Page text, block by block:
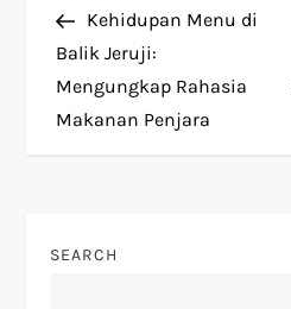
o
s
a
PostKehidupan Menu di
Balik Jeruji:
Mengungkap Rahasia
Makanan Penjara
SEARCH